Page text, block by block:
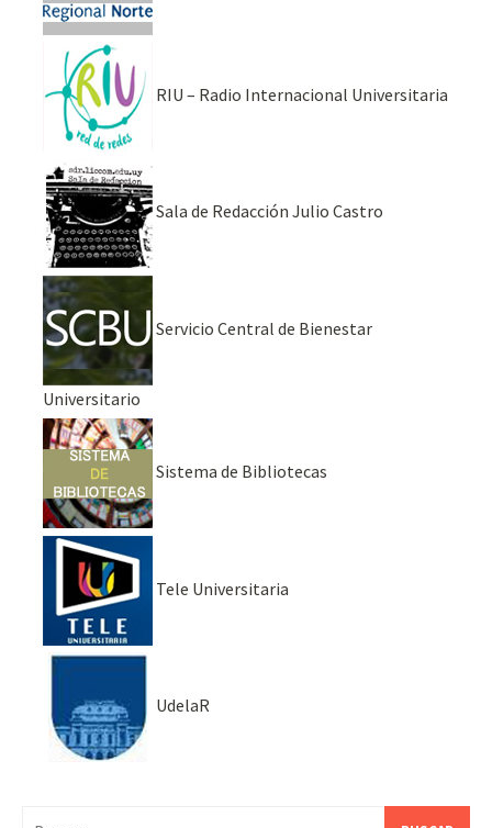
RIU – Radio Internacional Universitaria
Sala de Redacción Julio Castro
Servicio Central de Bienestar
Universitario
Sistema de Bibliotecas
Tele Universitaria
UdelaR